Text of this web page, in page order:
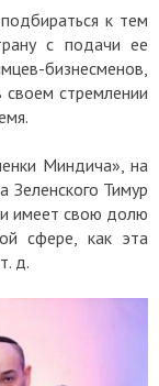
к тем
с подачи ее
бизнесменов,
своем стремлении
Миндича», на
Зеленского Тимур
имеет свою долю
сфере, как эта
д.